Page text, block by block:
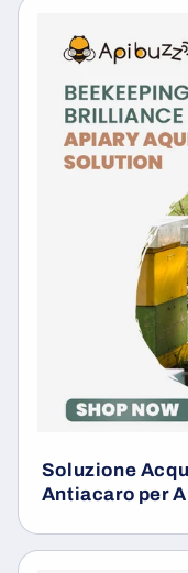
Soluzione
Antiacaro per